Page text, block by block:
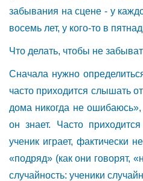
забывания на сцене - у
восемь лет, у кого-то в
Что делать, чтобы не
Сначала нужно
часто приходится слышать
дома никогда не ошибаюсь»,
он знает. Часто
ученик играет, фактически
«подряд» (как они говорят,
случайность: ученики